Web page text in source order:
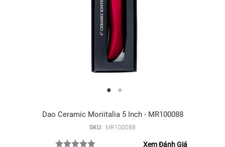
Dao Ceramic Moriitalia 5 Inch - MR100088
SKU: MR100088
Xem Đánh Giá